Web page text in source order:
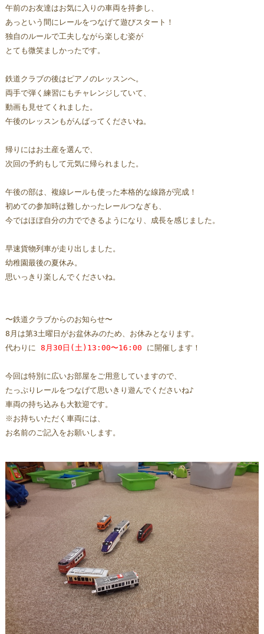
午前のお友達はお気に入りの車両を持参し、
あっという間にレールをつなげて遊びスタート！
独自のルールで工夫しながら楽しむ姿が
とても微笑ましかったです。
鉄道クラブの後はピアノのレッスンへ。
両手で弾く練習にもチャレンジしていて、
動画も見せてくれました。
午後のレッスンもがんばってくださいね。
帰りにはお土産を選んで、
次回の予約もして元気に帰られました。
午後の部は、複線レールも使った本格的な線路が完成！
初めての参加時は難しかったレールつなぎも、
今ではほぼ自分の力でできるようになり、成長を感じました。
早速貨物列車が走り出しました。
幼稚園最後の夏休み。
思いっきり楽しんでくださいね。
〜鉄道クラブからのお知らせ〜
8月は第3土曜日がお盆休みのため、お休みとなります。
代わりに 8月30日(土)13:00〜16:00 に開催します！
今回は特別に広いお部屋をご用意していますので、
たっぷりレールをつなげて思いきり遊んでくださいね♪
車両の持ち込みも大歓迎です。
※お持ちいただく車両には、
お名前のご記入をお願いします。